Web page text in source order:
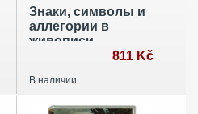
Знаки, символы и
аллегории в
живописи
811 Kč
В наличии